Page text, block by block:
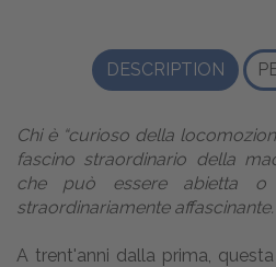
DESCRIPTION
Chi è “curioso della
fascino straordinario della
che può essere abietta o
straordinariamente affascinante.
A trent'anni dalla prima,